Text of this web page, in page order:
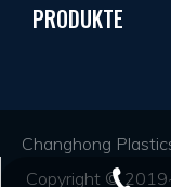
PRODUKTE
Changhong
Copyright ©